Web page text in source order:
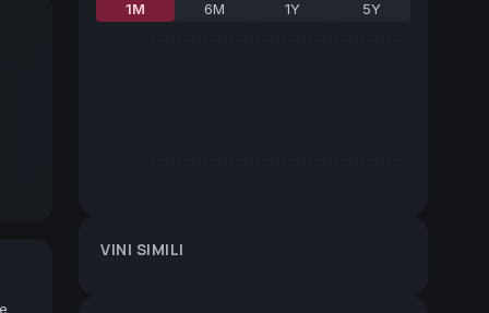
1M 6M 1Y 5Y
VINI SIMILI